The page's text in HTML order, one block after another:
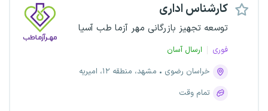
کارشناس اداری
توسعه تجهیز بازرگانی مهر آزما طب آسیا
فوری
ارسال آسان
خراسان رضوی
مشهد، منطقه ۱۲، امیریه
تمام وقت